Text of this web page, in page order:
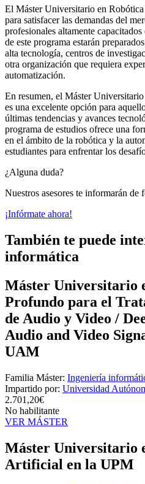
El Máster Universitario en
para satisfacer las demandas del
profesionales altamente
de este programa estarán
alta tecnología, centros de
otra organización que requiera
automatización.
En resumen, el Máster
es una excelente opción para
últimas tendencias y avances
programa de estudios ofrece una
en el ámbito de la robótica y la
estudiantes para enfrentar los
¿Alguna duda?
Nuestros asesores te informarán de
¡Infórmate ahora!
También te puede
informática
Máster Universitario
Profundo para el
de Audio y Video /
Audio and Video
UAM
Familia Máster: Ingeniería
Impartido por: Universidad
2.701,20€
No habilitante
VER MÁSTER
Máster Universitario
Artificial en la UPM